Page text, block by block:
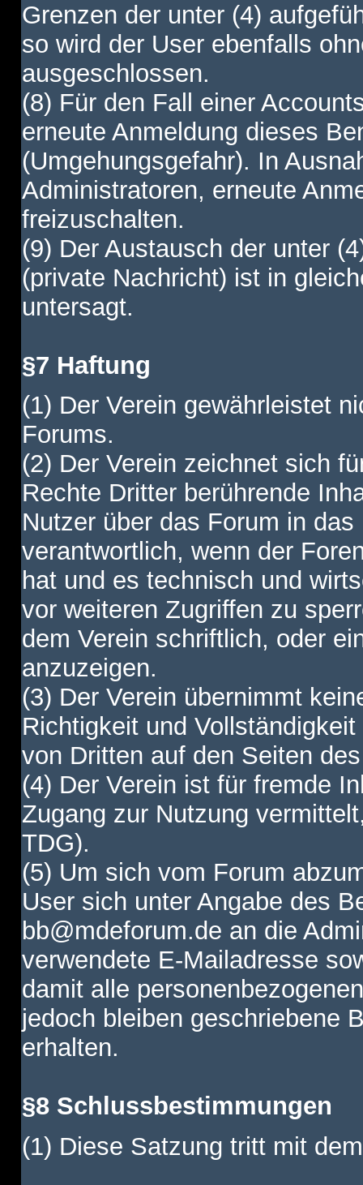
Grenzen der unter (4)
so wird der User ebenfalls
ausgeschlossen.
(8) Für den Fall einer
erneute Anmeldung dieses
(Umgehungsgefahr). In
Administratoren, erneute
freizuschalten.
(9) Der Austausch der unter
(private Nachricht) ist in
untersagt.
§7 Haftung
(1) Der Verein gewährleistet
Forums.
(2) Der Verein zeichnet sich
Rechte Dritter berührende
Nutzer über das Forum in
verantwortlich, wenn der
hat und es technisch und
vor weiteren Zugriffen zu
dem Verein schriftlich, oder
anzuzeigen.
(3) Der Verein übernimmt
Richtigkeit und
von Dritten auf den Seiten
(4) Der Verein ist für fremde
Zugang zur Nutzung
TDG).
(5) Um sich vom Forum
User sich unter Angabe des
bb@mdeforum.de an die
verwendete E-Mailadresse
damit alle
jedoch bleiben geschriebene
erhalten.
§8 Schlussbestimmungen
(1) Diese Satzung tritt mit